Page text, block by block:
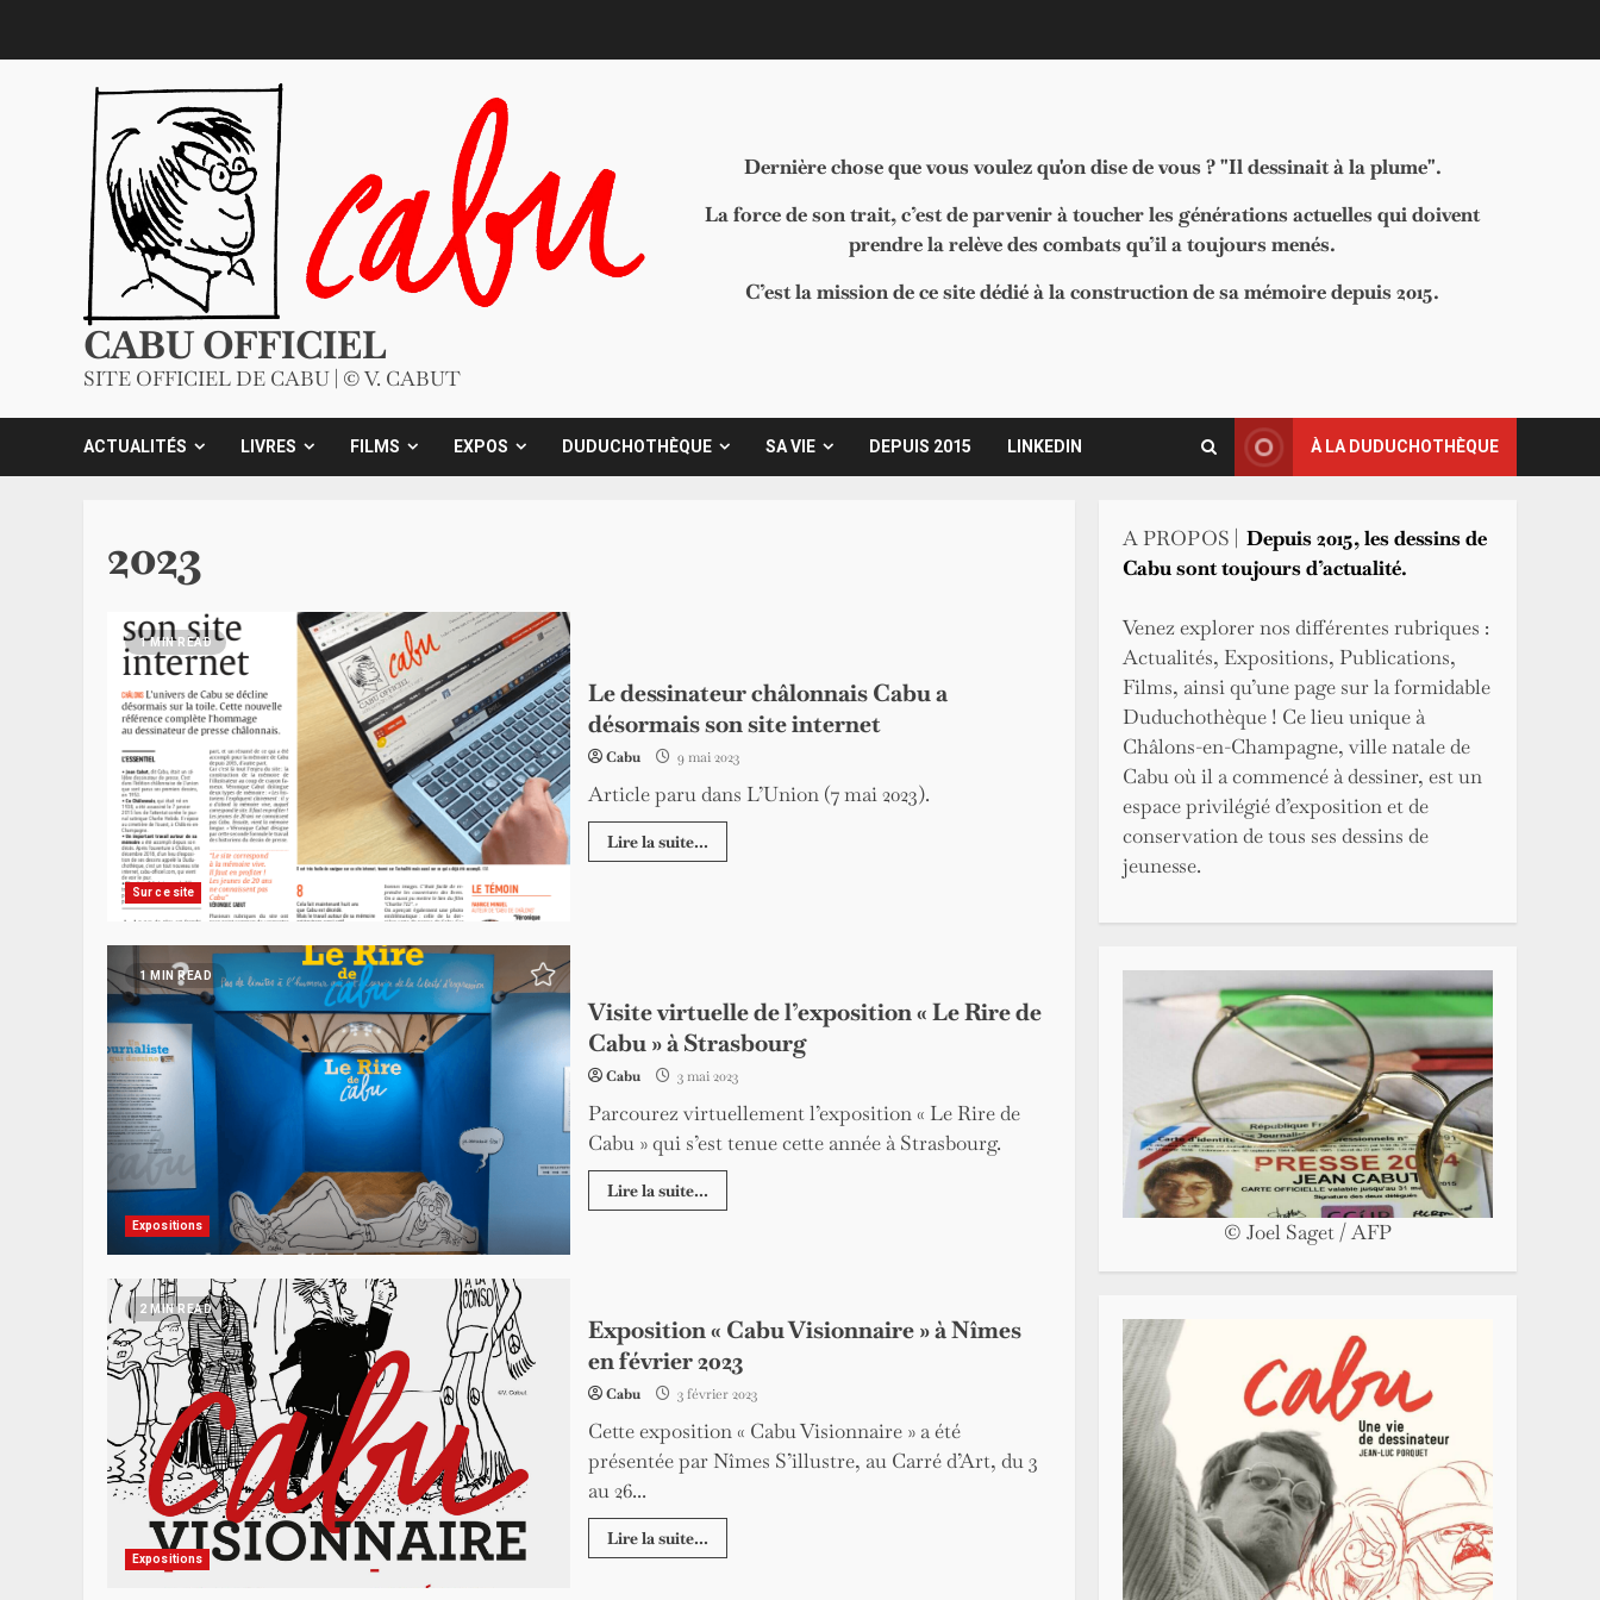
CABU OFFICIEL
SITE OFFICIEL DE CABU | © V. CABUT
Dernière chose que vous voulez qu'on dise de vous ? "Il dessinait à la plume".
La force de son trait, c’est de parvenir à toucher les générations actuelles qui doivent
prendre la relève des combats qu’il a toujours menés.
C’est la mission de ce site dédié à la construction de sa mémoire depuis 2015.
ACTUALITÉS LIVRES FILMS EXPOS DUDUCHOTHÈQUE SA VIE DEPUIS 2015 LINKEDIN À LA DUDUCHOTHÈQUE
2023
1 MIN READ
Sur ce site
Le dessinateur châlonnais Cabu a
désormais son site internet
Cabu 9 mai 2023
Article paru dans L’Union (7 mai 2023).
Lire la suite...
1 MIN READ
Expositions
Visite virtuelle de l’exposition « Le Rire de
Cabu » à Strasbourg
Cabu 3 mai 2023
Parcourez virtuellement l’exposition « Le Rire de
Cabu » qui s’est tenue cette année à Strasbourg.
Lire la suite...
2 MIN READ
Expositions
Exposition « Cabu Visionnaire » à Nîmes
en février 2023
Cabu 3 février 2023
Cette exposition « Cabu Visionnaire » a été
présentée par Nîmes S’illustre, au Carré d’Art, du 3
au 26...
Lire la suite...
A PROPOS |
Depuis 2015, les dessins de
Cabu sont toujours d’actualité.
Venez explorer nos différentes rubriques :
Actualités, Expositions, Publications,
Films, ainsi qu’une page sur la formidable
Duduchothèque ! Ce lieu unique à
Châlons-en-Champagne, ville natale de
Cabu où il a commencé à dessiner, est un
espace privilégié d’exposition et de
conservation de tous ses dessins de
jeunesse.
© Joel Saget / AFP